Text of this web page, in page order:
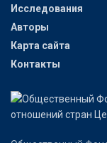
Исследования
Авторы
Карта сайта
Контакты